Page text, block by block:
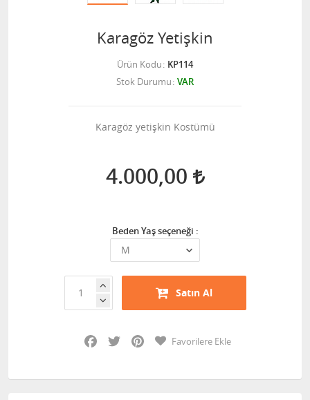
Karagöz Yetişkin
Ürün Kodu KP114
Stok Durumu VAR
Karagöz yetişkin Kostümü
4.000,00
Beden Yaş seçeneği :
Satın Al
Facebook
Twitter PinterestFavorilere Ekle